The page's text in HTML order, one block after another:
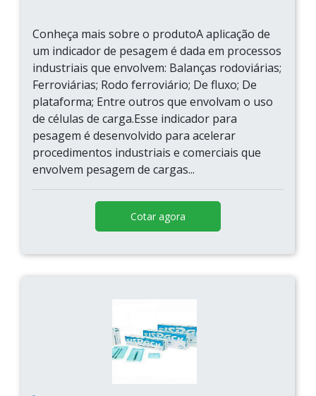
Conheça mais sobre o produtoA aplicação de
um indicador de pesagem é dada em processos
industriais que envolvem: Balanças rodoviárias;
Ferroviárias; Rodo ferroviário; De fluxo; De
plataforma; Entre outros que envolvam o uso
de células de carga.Esse indicador para
pesagem é desenvolvido para acelerar
procedimentos industriais e comerciais que
envolvem pesagem de cargas...
Cotar agora